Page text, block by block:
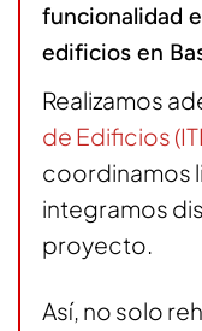
funcionalidad
edificios en
Realizamos
de Edificios
coordinamos
integramos
proyecto.
Así, no solo